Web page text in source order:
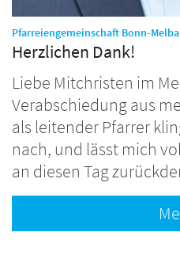
Pfarreiengemeinschaft Bonn-
Herzlichen Dank!
Liebe Mitchristen im
Verabschiedung aus
als leitender Pfarrer
nach, und lässt mich
an diesen Tag